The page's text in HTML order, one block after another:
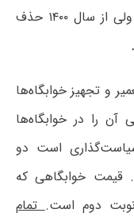
است. تا سال ۹۹ در قانون بودجه بوده ولی از سال ۱۴۰۰ حذف
و تجهیز خوابگاه‌ها
را در خوابگاه‌ها
است دو
قیمت خوابگاهی که
نوبت دوم است.تمام